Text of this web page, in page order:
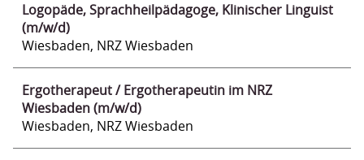
Logopäde, Sprachheilpädagoge, Klinischer Linguist
(m/w/d)
Wiesbaden, NRZ Wiesbaden
Ergotherapeut / Ergotherapeutin im NRZ
Wiesbaden (m/w/d)
Wiesbaden, NRZ Wiesbaden